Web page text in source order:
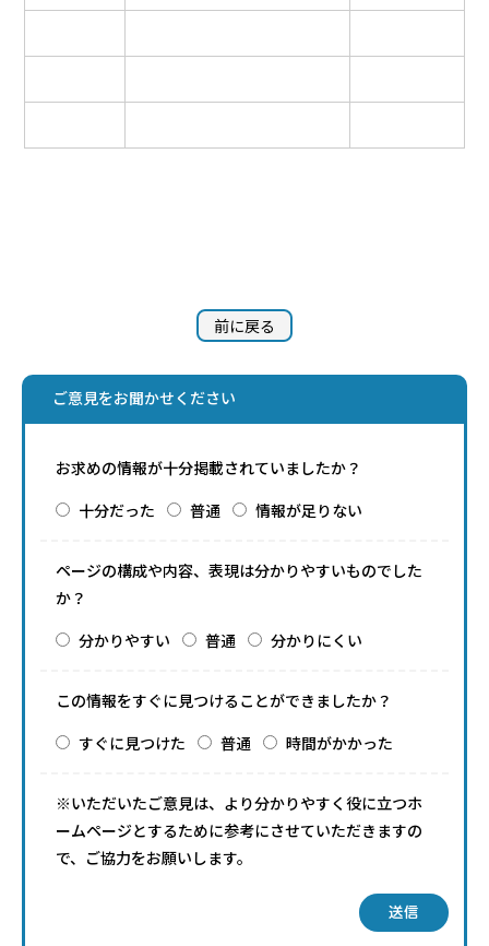
前に戻る
ご意見をお聞かせください
お求めの情報が十分掲載されていましたか？
十分だった
普通 情報が足りない
ページの構成や内容、表現は分かりやすいものでした
か？
分かりやすい
普通 分かりにくい
この情報をすぐに見つけることができましたか？
すぐに見つけた
普通 時間がかかった
※いただいたご意見は、より分かりやすく役に立つホ
ームページとするために参考にさせていただきますの
で、ご協力をお願いします。
送信